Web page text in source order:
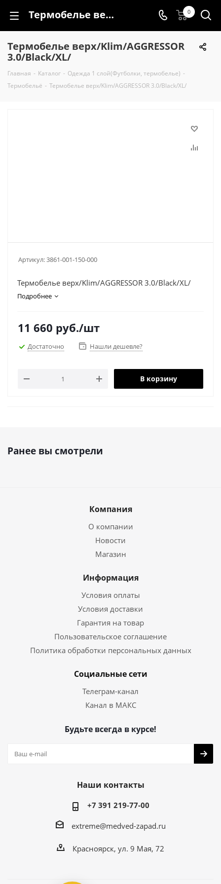
Термобелье верх/Klim/AGGRESSOR 3.0/Black/XL/ 0
Термобелье верх/Klim/AGGRESSOR
3.0/Black/XL/
Главная - Каталог - Одежда 1 слой(Футболки, термобелье) -
Термобельё - Термобелье верх/Klim/AGGRESSOR 3.0/Black/XL/
Артикул:3861-001-150-000
Термобелье верх/Klim/AGGRESSOR 3.0/Black/XL/
Подробнее
11 660 руб./шт
Достаточно Нашли дешевле?
В корзину
Ранее вы смотрели
Компания
О компании
Новости
Магазин
Информация
Условия оплаты
Условия доставки
Гарантия на товар
Пользовательское соглашение
Политика обработки персональных данных
Социальные сети
Телеграм-канал
Канал в МАКС
Будьте всегда в курсе!
Наши контакты
+7 391 219-77-00
extreme@medved-zapad.ru
Красноярск, ул. 9 Мая, 72